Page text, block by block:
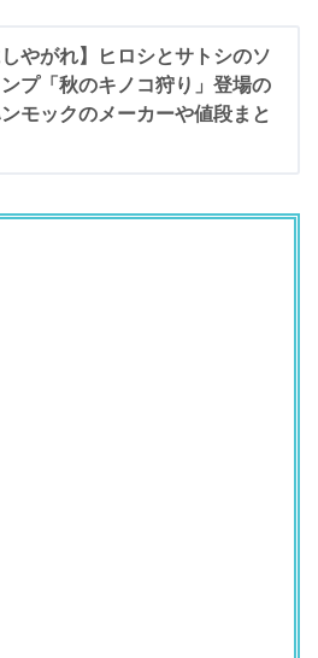
しやがれ】ヒロシとサトシのソ
プ「秋のキノコ狩り」登場の
モックのメーカーや値段まと